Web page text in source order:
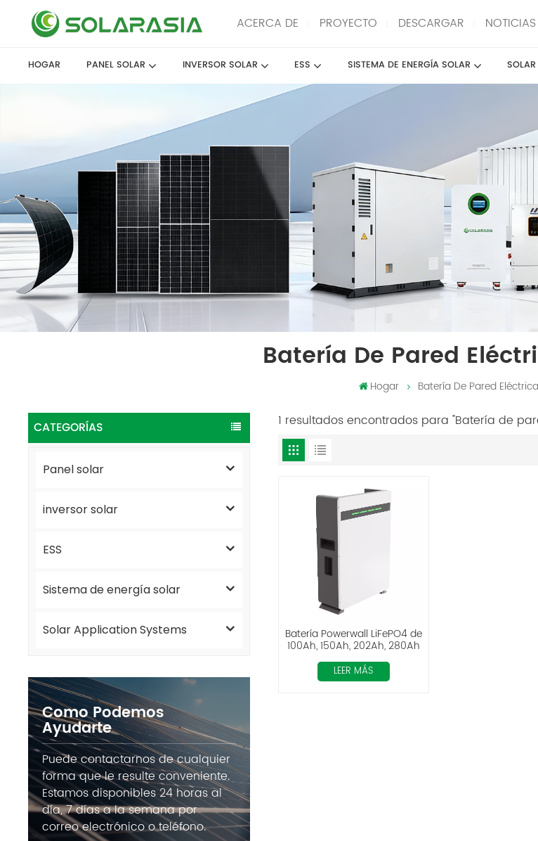
ACERCA DE PROYECTO DESCARGAR NOTICIAS
HOGAR PANEL SOLAR INVERSOR SOLAR ESS SISTEMA DE ENERGÍA SOLAR
Batería De Pared
Hogar Batería De Pared
CATEGORÍAS
Panel solar
inversor solar
ESS
Sistema de energía solar
Solar Application Systems
Como Podemos
Ayudarte
Puede contactarnos de cualquier
forma que le resulte conveniente.
Estamos disponibles 24 horas al
día, 7 días a la semana por
correo electrónico o teléfono.
1 resultados encontrados para "Batería de
Batería Powerwall LiFePO4 de
100Ah, 150Ah, 202Ah, 280Ah
ES-BOX12
LEER MÁS